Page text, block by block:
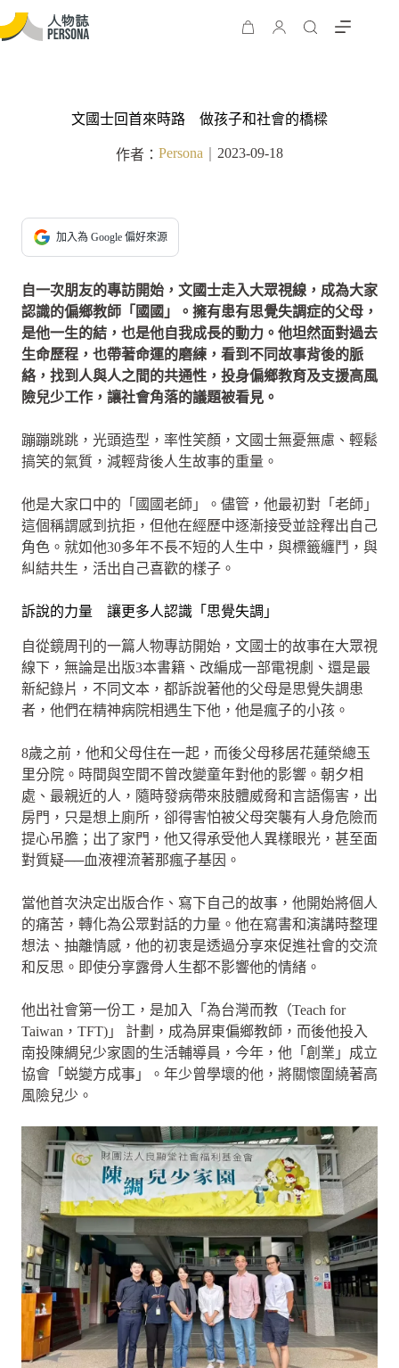
文國士回首來時路 做孩子和社會的橋樑
作者： Persona 2023-09-18
加入為 Google 偏好來源
自一次朋友的專訪開始，文國士走入大眾視線，成為大家
認識的偏鄉教師「國國」。擁有患有思覺失調症的父母，
是他一生的結，也是他自我成長的動力。他坦然面對過去
生命歷程，也帶著命運的磨練，看到不同故事背後的脈
絡，找到人與人之間的共通性，投身偏鄉教育及支援高風
險兒少工作，讓社會角落的議題被看見。
蹦蹦跳跳，光頭造型，率性笑顏，文國士無憂無慮、輕鬆
搞笑的氣質，減輕背後人生故事的重量。
他是大家口中的「國國老師」。儘管，他最初對「老師」
這個稱謂感到抗拒，但他在經歷中逐漸接受並詮釋出自己
角色。就如他30多年不長不短的人生中，與標籤纏鬥，與
糾結共生，活出自己喜歡的樣子。
訴說的力量 讓更多人認識「思覺失調」
自從鏡周刊的一篇人物專訪開始，文國士的故事在大眾視
線下，無論是出版3本書籍、改編成一部電視劇、還是最
新紀錄片，不同文本，都訴說著他的父母是思覺失調患
者，他們在精神病院相遇生下他，他是瘋子的小孩。
8歲之前，他和父母住在一起，而後父母移居花蓮榮總玉
里分院。時間與空間不曾改變童年對他的影響。朝夕相
處、最親近的人，隨時發病帶來肢體威脅和言語傷害，出
房門，只是想上廁所，卻得害怕被父母突襲有人身危險而
提心吊膽；出了家門，他又得承受他人異樣眼光，甚至面
對質疑──血液裡流著那瘋子基因。
當他首次決定出版合作、寫下自己的故事，他開始將個人
的痛苦，轉化為公眾對話的力量。他在寫書和演講時整理
想法、抽離情感，他的初衷是透過分享來促進社會的交流
和反思。即使分享露骨人生都不影響他的情緒。
他出社會第一份工，是加入「為台灣而教（Teach for
Taiwan，TFT)」 計劃，成為屏東偏鄉教師，而後他投入
南投陳綢兒少家園的生活輔導員，今年，他「創業」成立
協會「蜕變方成事」。年少曾學壞的他，將關懷圍繞著高
風險兒少。